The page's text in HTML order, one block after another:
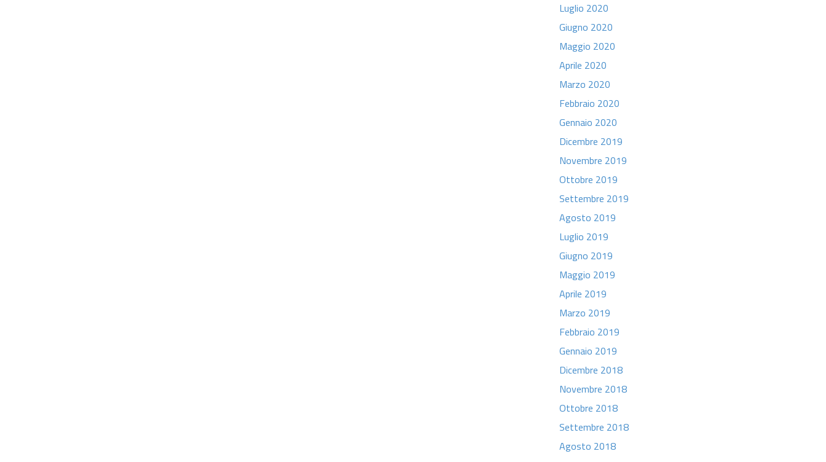
Luglio 2020
Giugno 2020
Maggio 2020
Aprile 2020
Marzo 2020
Febbraio 2020
Gennaio 2020
Dicembre 2019
Novembre 2019
Ottobre 2019
Settembre 2019
Agosto 2019
Luglio 2019
Giugno 2019
Maggio 2019
Aprile 2019
Marzo 2019
Febbraio 2019
Gennaio 2019
Dicembre 2018
Novembre 2018
Ottobre 2018
Settembre 2018
Agosto 2018